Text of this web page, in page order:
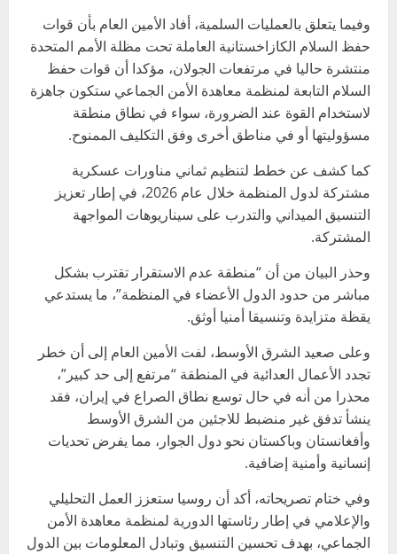
وفيما يتعلق بالعمليات السلمية، أفاد الأمين العام بأن قوات
حفظ السلام الكازاخستانية العاملة تحت مظلة الأمم المتحدة
منتشرة حاليا في مرتفعات الجولان، مؤكدا أن قوات حفظ
السلام التابعة لمنظمة معاهدة الأمن الجماعي ستكون جاهزة
لاستخدام القوة عند الضرورة، سواء في نطاق منطقة
مسؤوليتها أو في مناطق أخرى وفق التكليف الممنوح.
كما كشف عن خطط لتنظيم ثماني مناورات عسكرية
مشتركة لدول المنظمة خلال عام 2026، في إطار تعزيز
التنسيق الميداني والتدرب على سيناريوهات المواجهة
المشتركة.
وحذر البيان من أن “منطقة عدم الاستقرار تقترب بشكل
مباشر من حدود الدول الأعضاء في المنظمة”، ما يستدعي
يقظة متزايدة وتنسيقا أمنيا أوثق.
وعلى صعيد الشرق الأوسط، لفت الأمين العام إلى أن خطر
تجدد الأعمال العدائية في المنطقة “مرتفع إلى حد كبير”،
محذرا من أنه في حال توسع نطاق الصراع في إيران، فقد
ينشأ تدفق غير منضبط للاجئين من الشرق الأوسط
وأفغانستان وباكستان نحو دول الجوار، مما يفرض تحديات
إنسانية وأمنية إضافية.
وفي ختام تصريحاته، أكد أن روسيا ستعزز العمل التحليلي
والإعلامي في إطار رئاستها الدورية لمنظمة معاهدة الأمن
الجماعي، بهدف تحسين التنسيق وتبادل المعلومات بين الدول